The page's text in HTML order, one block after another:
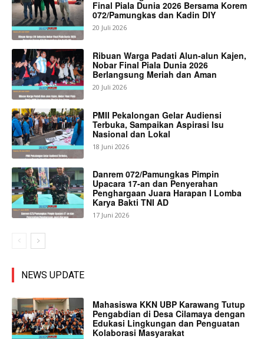
Final Piala Dunia 2026 Bersama Korem
072/Pamungkas dan Kadin DIY
20 Juli 2026
Ribuan Warga Padati Alun-alun Kajen,
Nobar Final Piala Dunia 2026
Berlangsung Meriah dan Aman
20 Juli 2026
PMII Pekalongan Gelar Audiensi
Terbuka, Sampaikan Aspirasi Isu
Nasional dan Lokal
18 Juni 2026
Danrem 072/Pamungkas Pimpin
Upacara 17-an dan Penyerahan
Penghargaan Juara Harapan I Lomba
Karya Bakti TNI AD
17 Juni 2026
NEWS UPDATE
Mahasiswa KKN UBP Karawang Tutup
Pengabdian di Desa Cilamaya dengan
Edukasi Lingkungan dan Penguatan
Kolaborasi Masyarakat